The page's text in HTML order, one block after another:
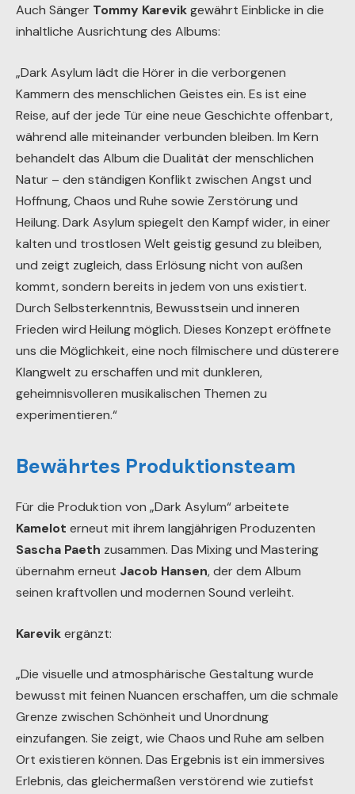
Auch Sänger Tommy Karevikgewährt Einblicke in die
inhaltliche Ausrichtung des Albums:
„Dark Asylum lädt die Hörer in die verborgenen
Kammern des menschlichen Geistes ein. Es ist eine
Reise, auf der jede Tür eine neue Geschichte offenbart,
während alle miteinander verbunden bleiben. Im Kern
behandelt das Album die Dualität der menschlichen
Natur – den ständigen Konflikt zwischen Angst und
Hoffnung, Chaos und Ruhe sowie Zerstörung und
Heilung. Dark Asylum spiegelt den Kampf wider, in einer
kalten und trostlosen Welt geistig gesund zu bleiben,
und zeigt zugleich, dass Erlösung nicht von außen
kommt, sondern bereits in jedem von uns existiert.
Durch Selbsterkenntnis, Bewusstsein und inneren
Frieden wird Heilung möglich. Dieses Konzept eröffnete
uns die Möglichkeit, eine noch filmischere und düsterere
Klangwelt zu erschaffen und mit dunkleren,
geheimnisvolleren musikalischen Themen zu
experimentieren.“
Bewährtes Produktionsteam
Für die Produktion von „Dark Asylum“ arbeitete
Kamelot erneut mit ihrem langjährigen Produzenten
Sascha Paeth zusammen. Das Mixing und Mastering
übernahm erneut Jacob Hansen, der dem Album
seinen kraftvollen und modernen Sound verleiht.
Karevikergänzt:
„Die visuelle und atmosphärische Gestaltung wurde
bewusst mit feinen Nuancen erschaffen, um die schmale
Grenze zwischen Schönheit und Unordnung
einzufangen. Sie zeigt, wie Chaos und Ruhe am selben
Ort existieren können. Das Ergebnis ist ein immersives
Erlebnis, das gleichermaßen verstörend wie zutiefst